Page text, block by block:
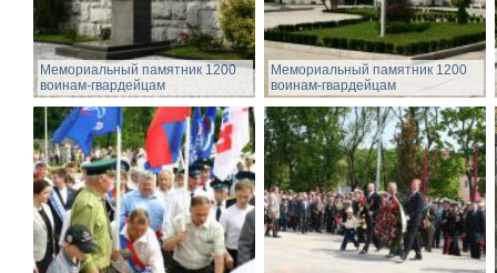
Мемориальный памятник 1200
воинам-гвардейцам
Мемориальный памятник 1200
воинам-гвардейцам